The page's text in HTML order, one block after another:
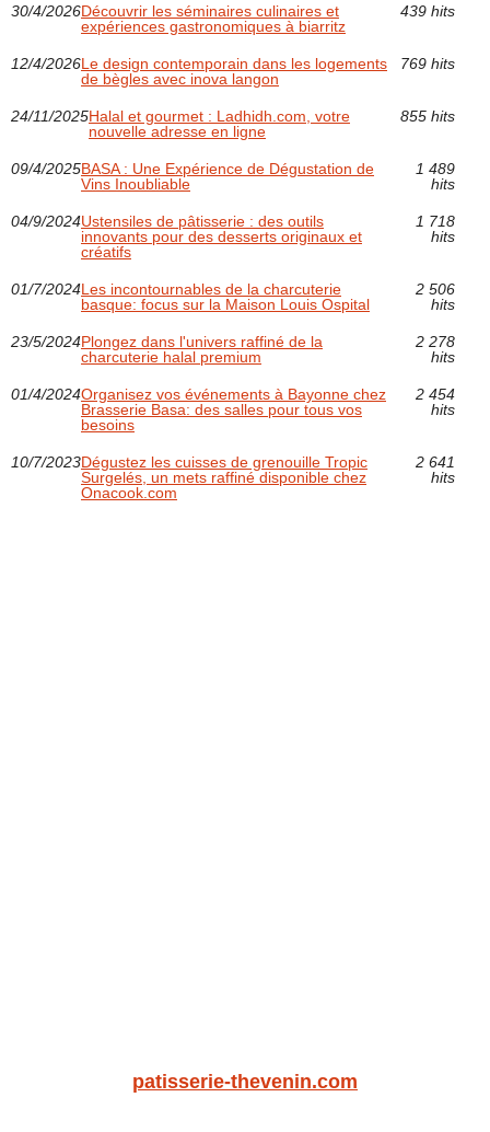
30/4/2026Découvrir les séminaires culinaires et
expériences gastronomiques à biarritz
439 hits
12/4/2026Le design contemporain dans les logements
de bègles avec inova langon
769 hits
24/11/2025Halal et gourmet : Ladhidh.com, votre
nouvelle adresse en ligne
855 hits
09/4/2025BASA : Une Expérience de Dégustation de
Vins Inoubliable
1 489
hits
04/9/2024Ustensiles de pâtisserie : des outils
innovants pour des desserts originaux et
créatifs
1 718
hits
01/7/2024Les incontournables de la charcuterie
basque: focus sur la Maison Louis Ospital
2 506
hits
23/5/2024Plongez dans l'univers raffiné de la
charcuterie halal premium
2 278
hits
01/4/2024Organisez vos événements à Bayonne chez
Brasserie Basa: des salles pour tous vos
besoins
2 454
hits
10/7/2023Dégustez les cuisses de grenouille Tropic
Surgelés, un mets raffiné disponible chez
Onacook.com
2 641
hits
patisserie-thevenin.com